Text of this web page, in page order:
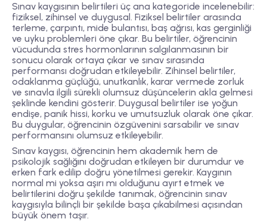
Sınav kaygısının belirtileri üç ana kategoride incelenebilir:
fiziksel, zihinsel ve duygusal. Fiziksel belirtiler arasında
terleme, çarpıntı, mide bulantısı, baş ağrısı, kas gerginliği
ve uyku problemleri öne çıkar. Bu belirtiler, öğrencinin
vücudunda stres hormonlarının salgılanmasının bir
sonucu olarak ortaya çıkar ve sınav sırasında
performansı doğrudan etkileyebilir. Zihinsel belirtiler,
odaklanma güçlüğü, unutkanlık, karar vermede zorluk
ve sınavla ilgili sürekli olumsuz düşüncelerin akla gelmesi
şeklinde kendini gösterir. Duygusal belirtiler ise yoğun
endişe, panik hissi, korku ve umutsuzluk olarak öne çıkar.
Bu duygular, öğrencinin özgüvenini sarsabilir ve sınav
performansını olumsuz etkileyebilir.
Sınav kaygısı, öğrencinin hem akademik hem de
psikolojik sağlığını doğrudan etkileyen bir durumdur ve
erken fark edilip doğru yönetilmesi gerekir. Kaygının
normal mi yoksa aşırı mı olduğunu ayırt etmek ve
belirtilerini doğru şekilde tanımak, öğrencinin sınav
kaygısıyla bilinçli bir şekilde başa çıkabilmesi açısından
büyük önem taşır.